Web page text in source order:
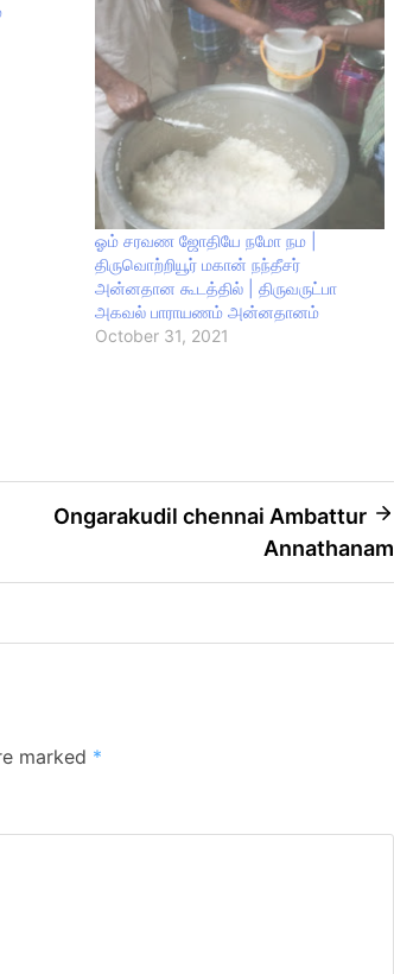
ஓம் சரவண ஜோதியே நமோ நம |
திருவொற்றியூர் மகான் நந்தீசர்
அன்னதான கூடத்தில் | திருவருட்பா
அகவல் பாராயணம் அன்னதானம்
October 31, 2021
Ongarakudil chennai Ambattur
Annathanam
marked *